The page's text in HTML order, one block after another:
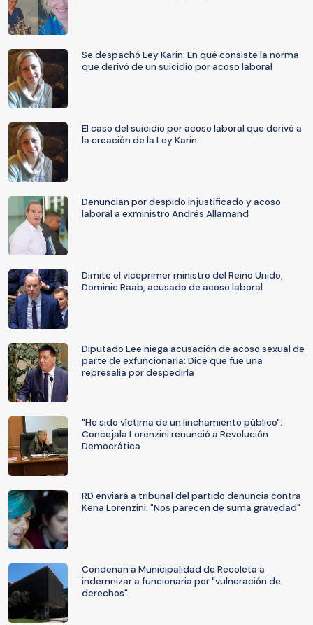
Se despachó Ley Karin: En qué consiste la norma
que derivó de un suicidio por acoso laboral
El caso del suicidio por acoso laboral que derivó a
la creación de la Ley Karin
Denuncian por despido injustificado y acoso
laboral a exministro Andrés Allamand
Dimite el viceprimer ministro del Reino Unido,
Dominic Raab, acusado de acoso laboral
Diputado Lee niega acusación de acoso sexual de
parte de exfuncionaria: Dice que fue una
represalia por despedirla
"He sido víctima de un linchamiento público":
Concejala Lorenzini renunció a Revolución
Democrática
RD enviará a tribunal del partido denuncia contra
Kena Lorenzini: "Nos parecen de suma gravedad"
Condenan a Municipalidad de Recoleta a
indemnizar a funcionaria por "vulneración de
derechos"